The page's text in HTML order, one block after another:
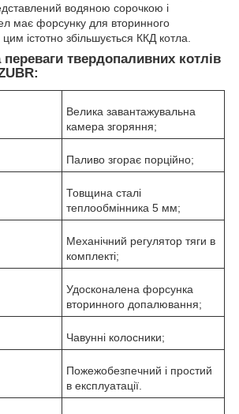
водяною сорочкою і
має форсунку для вторинного
істотно збільшується ККД котла.
твердопаливних котлів
Велика завантажувальна
камера згоряння;
Паливо згорає порційно;
Товщина сталі
теплообмінника 5 мм;
Механічний регулятор тяги в
комплекті;
Удосконалена форсунка
вторинного допалювання;
Чавунні колосники;
Пожежобезпечний і простий
в експлуатації.